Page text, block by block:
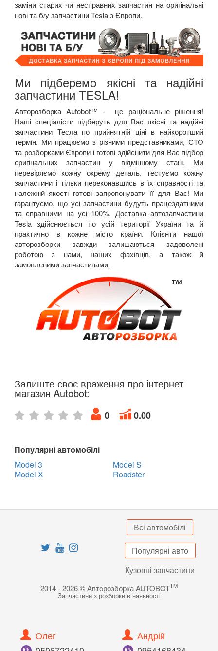
заміни старих чи несправних запчастин на оригінальні
нові та б/у запчастиниTeslaз Європи.
Ми підберемо якісні та надійні
запчастини TESLA!
Авторозборка Autobot™ -
це раціональне рішення!
Наші спеціалісти підберуть для Вас якісні та надійні
запчастини Тесла по прийнятній ціні в найкоротший
термін. Ми працюємо з різними представниками, СТО
та розборками Європи і готові здійснити для Вас підбор
оригінальних запчастин у відмінному стані. Ми
перевіряємо кожну окрему деталь, тестуємо кожну
запчастини і тільки переконавшись в їх справності та
належній якості готові запропонувати її для Вас! Ми
гарантуємо, що усі запчастини будуть працездатними
та справними на усі 100%. Доставка автозапчастини
Tesla здійснюється по усій території України та й
практично в кожне місто країни. Клієнти нашої
авторозборки завжди залишаються задоволені
роботою з нами, наших фахівців, а також й
замовленими запчастинами.
Залиште своє враження про інтернет
магазин Autobot:
0 0.00
Популярні автомобілі
Model 3
Model X
Model S
Roadster
Всі автомобілі
Популярні авто
Кузовні запчастини
2014 - 2026 © Авторозборка AUTOBOTTM
Запчастини з розборки в наявності
Олег
Андрій